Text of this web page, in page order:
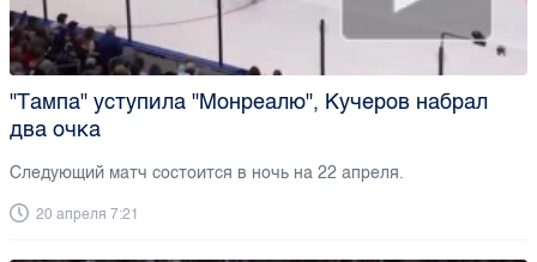
"Тампа" уступила "Монреалю", Кучеров набрал
два очка
Следующий матч состоится в ночь на 22 апреля.
20 апреля 7:21